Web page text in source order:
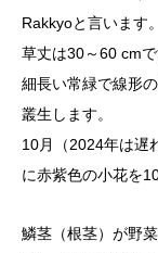
Rakkyoと言います。
草丈は30～60 cmで
細長い常緑で線形
叢生します。
10月（2024年は遅
に赤紫色の小花を
鱗茎（根茎）が野菜